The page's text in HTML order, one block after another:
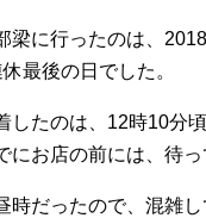
梁に行ったのは、
最後の日でした。
したのは、12時10分頃
にお店の前には、待っ
時だったので、混雑し